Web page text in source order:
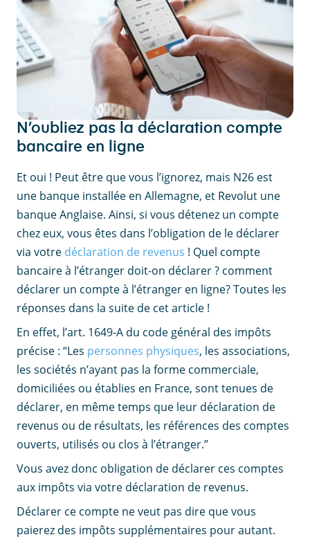
N’oubliez pas la déclaration compte
bancaire en ligne
Et oui ! Peut être que vous l’ignorez, mais N26 est
une banque installée en Allemagne, et Revolut une
banque Anglaise. Ainsi, si vous détenez un compte
chez eux, vous êtes dans l’obligation de le déclarer
via votre déclaration de revenus ! Quel compte
bancaire à l’étranger doit-on déclarer ? comment
déclarer un compte à l’étranger en ligne? Toutes les
réponses dans la suite de cet article !
En effet, l’art. 1649-A du code général des impôts
précise : “Les personnes physiques, les associations,
les sociétés n’ayant pas la forme commerciale,
domiciliées ou établies en France, sont tenues de
déclarer, en même temps que leur déclaration de
revenus ou de résultats, les références des comptes
ouverts, utilisés ou clos à l’étranger.”
Vous avez donc obligation de déclarer ces comptes
aux impôts via votre déclaration de revenus.
Déclarer ce compte ne veut pas dire que vous
paierez des impôts supplémentaires pour autant.